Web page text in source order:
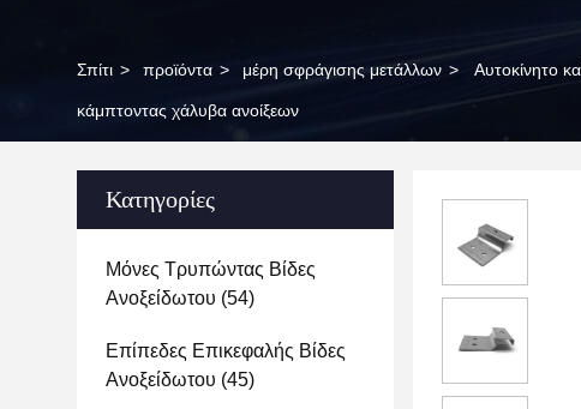
Σπίτι > προϊόντα > μέρη σφράγισης μετάλλων > Αυτοκίνητο
κάμπτοντας χάλυβα ανοίξεων
Κατηγορίες
Μόνες Τρυπώντας Βίδες
Ανοξείδωτου (54)
Επίπεδες Επικεφαλής Βίδες
Ανοξείδωτου (45)